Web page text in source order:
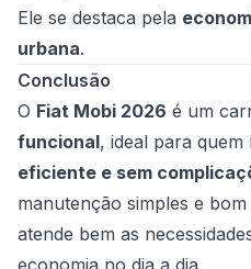
Ele se destaca pela
urbana.
Conclusão
O Fiat Mobi 2026 é um
funcional, ideal para quem
eficiente e sem
manutenção simples e
atende bem as
economia no dia a dia.